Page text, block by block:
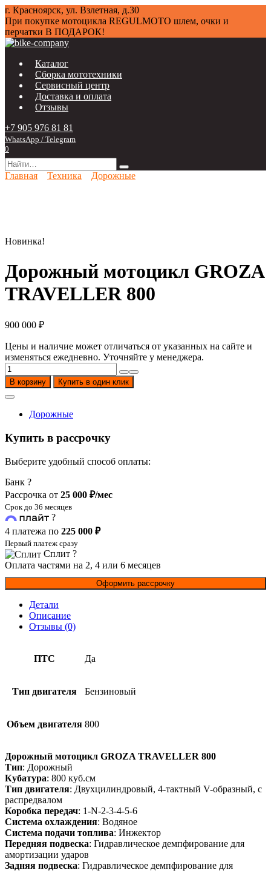
Перейти
к
содержанию
г. Красноярск, ул. Взлетная, д.30
При покупке мотоцикла REGULMOTO шлем, очки и
перчатки В ПОДАРОК!
Каталог
Сборка мототехники
Сервисный центр
Доставка и оплата
Отзывы
+7 905 976 81 81
WhatsApp / Telegram
0
Search
for:
Главная Техника Дорожные
Новинка!
Дорожный мотоцикл GROZA
TRAVELLER 800
900 000 ₽
Цены и наличие может отличаться от указанных на сайте и
изменяться ежедневно. Уточняйте у менеджера.
Количество
товара
Дорожный
мотоцикл
GROZA
TRAVELLER
800
В корзину Купить в один клик
Дорожные
Купить в рассрочку
Выберите удобный способ оплаты:
Банк ?
Рассрочка от 25 000 ₽/мес
Срок до 36 месяцев
?
4 платежа по 225 000 ₽
Первый платеж сразу
Сплит ?
Оплата частями на 2, 4 или 6 месяцев
Оформить рассрочку
Детали
Описание
Отзывы (0)
ПТС Да
Тип двигателя Бензиновый
Объем двигателя 800
Дорожный мотоцикл GROZA TRAVELLER 800
Тип: Дорожный
Кубатура: 800 куб.см
Тип двигателя: Двухцилиндровый, 4-тактный V-образный, с
распредвалом
Коробка передач: 1-N-2-3-4-5-6
Система охлаждения: Водяное
Система подачи топлива: Инжектор
Передняя подвеска: Гидравлическое демпфирование для
амортизации ударов
Задняя подвеска: Гидравлическое демпфирование для